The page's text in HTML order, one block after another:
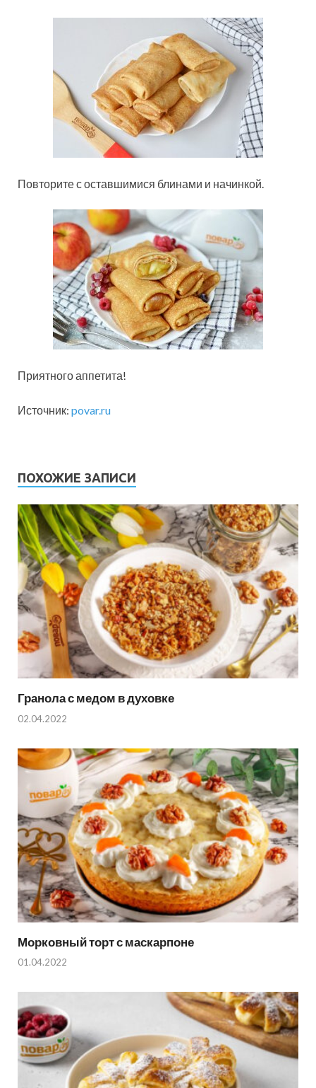
Повторите с оставшимися блинами и начинкой.
Приятного аппетита!
Источник: povar.ru
ПОХОЖИЕ ЗАПИСИ
Гранола с медом в духовке
02.04.2022
Морковный торт с маскарпоне
01.04.2022